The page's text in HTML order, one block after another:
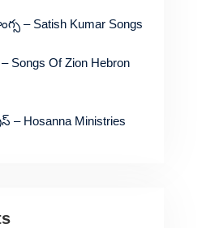
– Satish Kumar Songs
Of Zion Hebron
Hosanna Ministries